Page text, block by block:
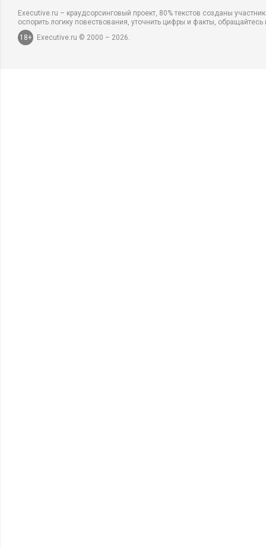
Executive.ru – краудсорсинговый проект, 80% текстов созданы
оспорить логику повествования, уточнить цифры и факты,
18+
Executive.ru © 2000 – 2026.